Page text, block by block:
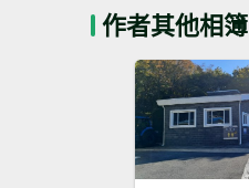
作者其他相簿